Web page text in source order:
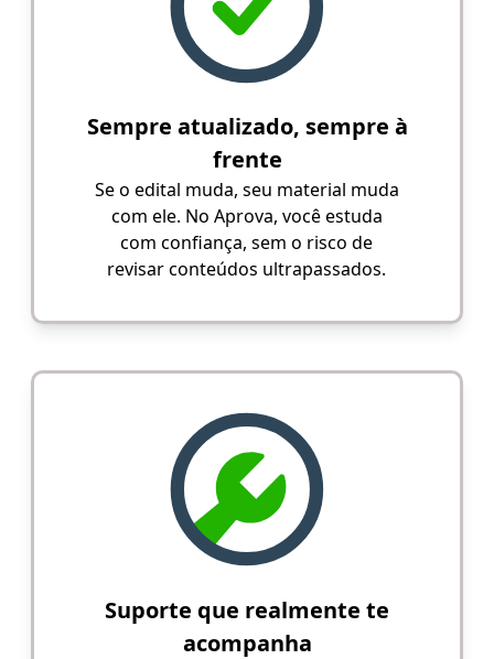
Sempre atualizado, sempre à
frente
Se o edital muda, seu material muda
com ele. No Aprova, você estuda
com confiança, sem o risco de
revisar conteúdos ultrapassados.
Suporte que realmente te
acompanha